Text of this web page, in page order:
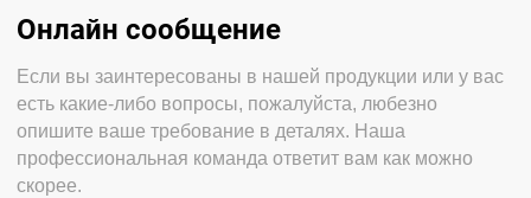
Онлайн сообщение
Если вы заинтересованы в нашей продукции или у вас
есть какие-либо вопросы, пожалуйста, любезно
опишите ваше требование в деталях. Наша
профессиональная команда ответит вам как можно
скорее.